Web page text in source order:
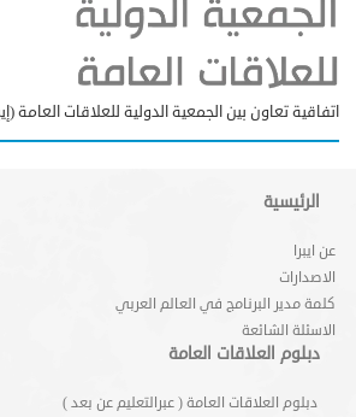
اتفاقية تعاون بين الجمعية الدولية للعلاقات العامة
الرئيسية
عن ايبرا
الاصدارات
كلمة مدير البرنامج في العالم العربي
الاسئلة الشائعة
دبلوم العلاقات العامة
دبلوم العلاقات العامة ( عبرالتعليم عن بعد )